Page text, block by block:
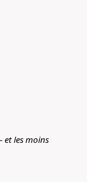
et les moins